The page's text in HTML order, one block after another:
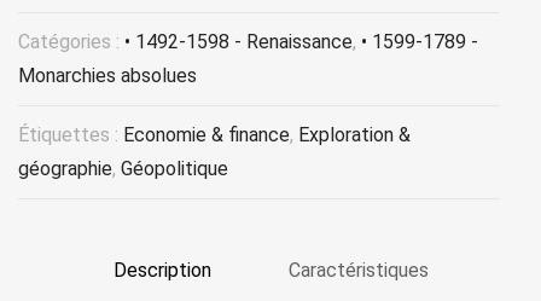
Catégories : • 1492-1598 - Renaissance, • 1599-1789 -
Monarchies absolues
Étiquettes : Economie & finance, Exploration &
géographie, Géopolitique
Description Caractéristiques